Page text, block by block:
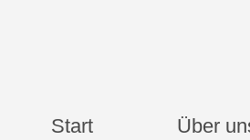
Start Über